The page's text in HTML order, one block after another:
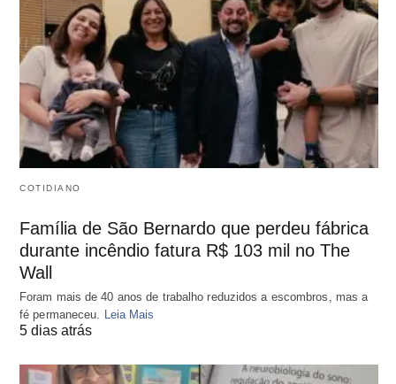
COTIDIANO
Família de São Bernardo que perdeu fábrica
durante incêndio fatura R$ 103 mil no The
Wall
Foram mais de 40 anos de trabalho reduzidos a escombros, mas a
fé permaneceu. Leia Mais
5 dias atrás